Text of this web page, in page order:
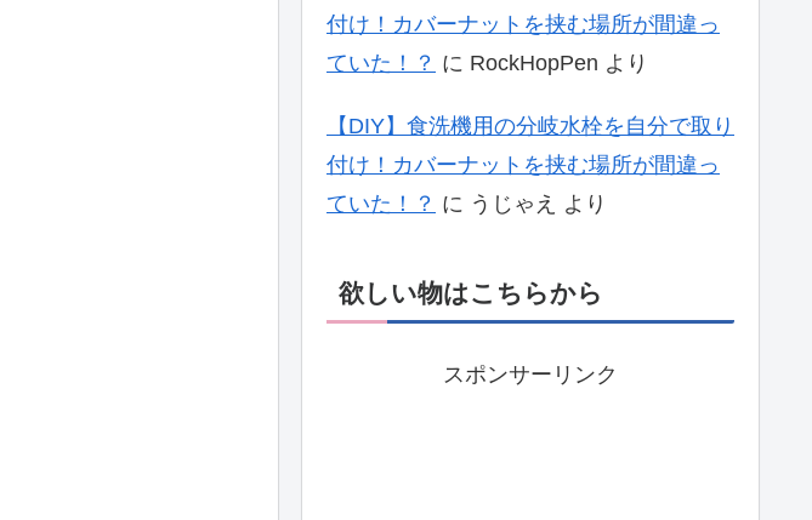
付け！カバーナットを挟む場所が間違っ
ていた！？ に RockHopPen より
【DIY】食洗機用の分岐水栓を自分で取り
付け！カバーナットを挟む場所が間違っ
ていた！？ に うじゃえ より
欲しい物はこちらから
スポンサーリンク